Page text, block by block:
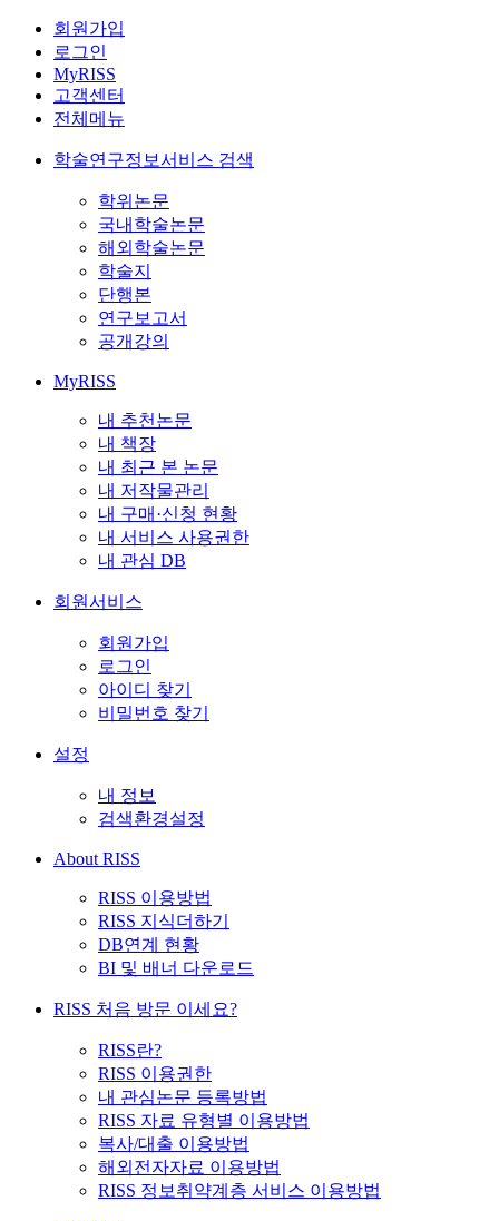
회원가입
로그인
MyRISS
고객센터
전체메뉴
학술연구정보서비스 검색
학위논문
국내학술논문
해외학술논문
학술지
단행본
연구보고서
공개강의
MyRISS
내 추천논문
내 책장
내 최근 본 논문
내 저작물관리
내 구매·신청 현황
내 서비스 사용권한
내 관심 DB
회원서비스
회원가입
로그인
아이디 찾기
비밀번호 찾기
설정
내 정보
검색환경설정
About RISS
RISS 이용방법
RISS 지식더하기
DB연계 현황
BI 및 배너 다운로드
RISS 처음 방문 이세요?
RISS란?
RISS 이용권한
내 관심논문 등록방법
RISS 자료 유형별 이용방법
복사/대출 이용방법
해외전자자료 이용방법
RISS 정보취약계층 서비스 이용방법